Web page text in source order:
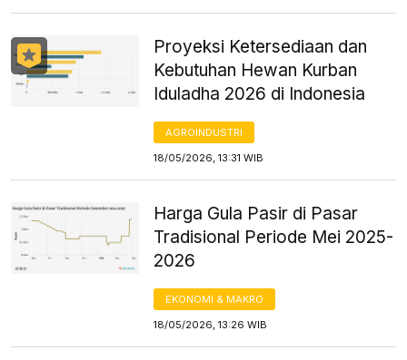
Proyeksi Ketersediaan dan
Kebutuhan Hewan Kurban
Iduladha 2026 di Indonesia
AGROINDUSTRI
18/05/2026, 13:31 WIB
Harga Gula Pasir di Pasar
Tradisional Periode Mei 2025-
2026
EKONOMI & MAKRO
18/05/2026, 13:26 WIB